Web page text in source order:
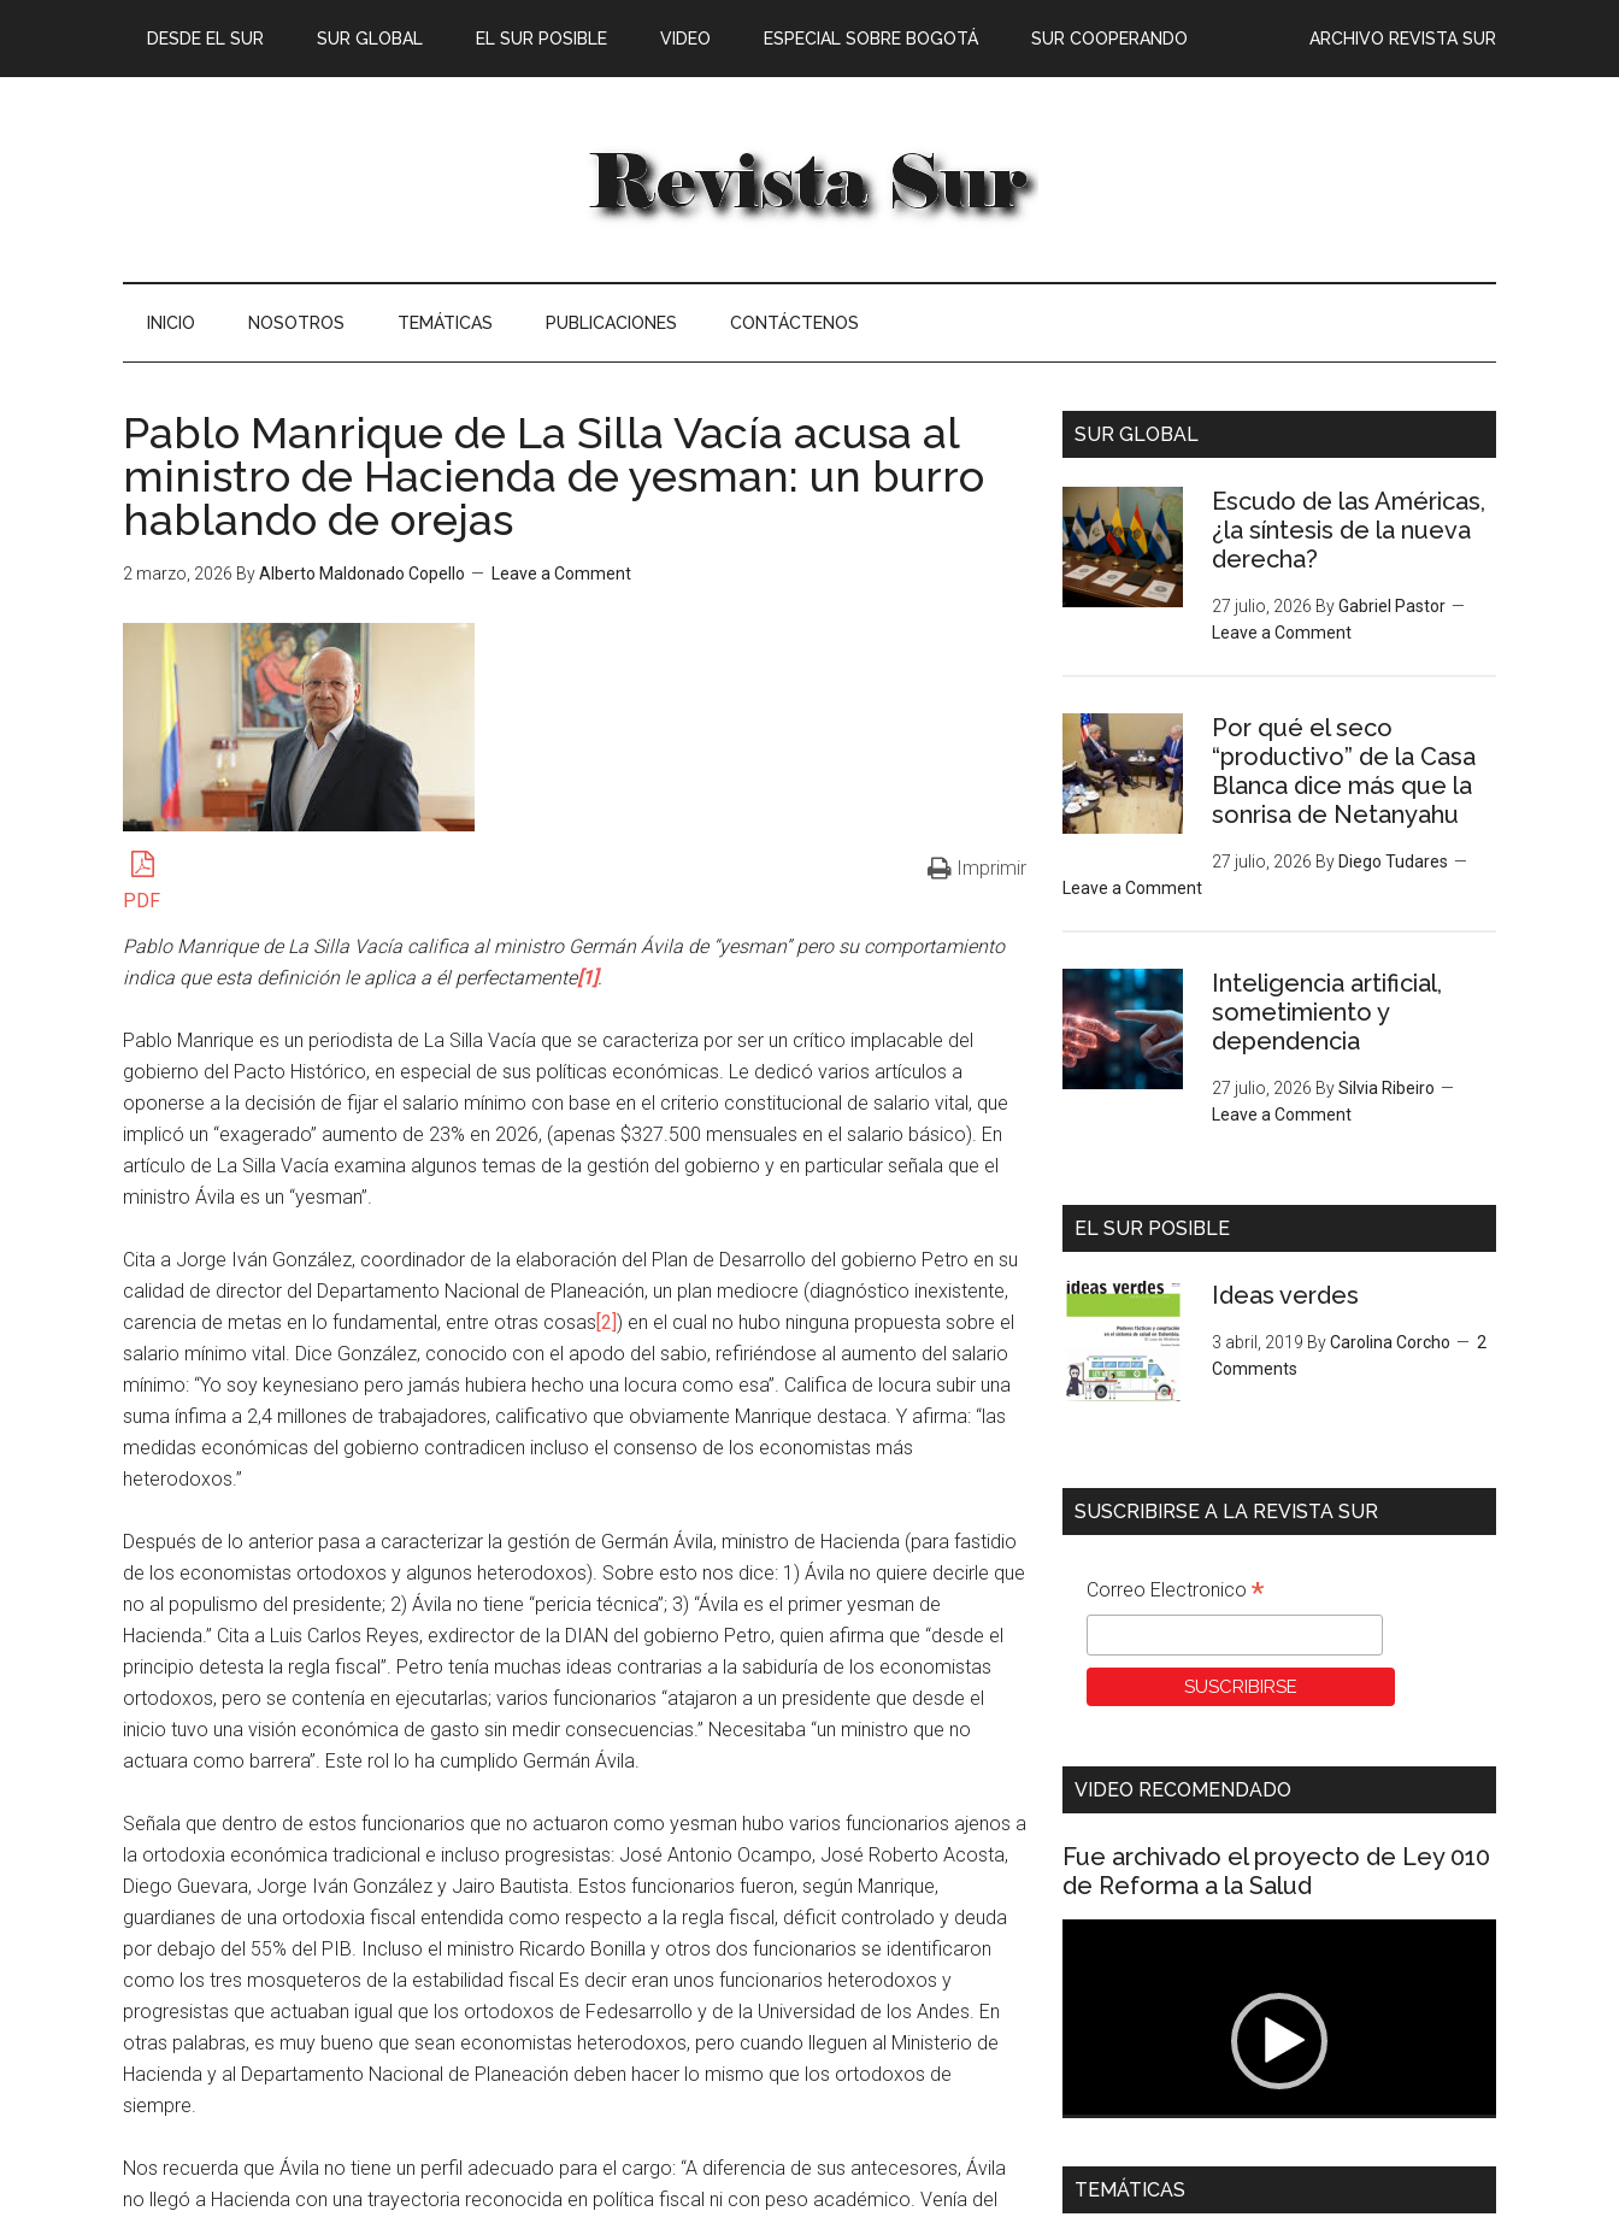
DESDE EL SUR SUR GLOBAL EL SUR POSIBLE ARCHIVO REVISTA SUR
VIDEO ESPECIAL SOBRE BOGOTÁ SUR COOPERANDO
INICIO NOSOTROS TEMÁTICAS PUBLICACIONES CONTÁCTENOS
Pablo Manrique de La Silla Vacía acusa al
ministro de Hacienda de yesman: un burro
hablando de orejas
2 marzo, 2026 ByAlberto Maldonado Copello Leave a Comment
PDF
Imprimir
Pablo Manrique de La Silla Vacía califica al ministro Germán Ávila de “yesman” pero su comportamiento
indica que esta definición le aplica a él perfectamente[1].
Pablo Manrique es un periodista de La Silla Vacía que se caracteriza por ser un crítico implacable del
gobierno del Pacto Histórico, en especial de sus políticas económicas. Le dedicó varios artículos a
oponerse a la decisión de fijar el salario mínimo con base en el criterio constitucional de salario vital, que
implicó un “exagerado” aumento de 23% en 2026, (apenas $327.500 mensuales en el salario básico). En
artículo de La Silla Vacía examina algunos temas de la gestión del gobierno y en particular señala que el
ministro Ávila es un “yesman”.
Cita a Jorge Iván González, coordinador de la elaboración del Plan de Desarrollo del gobierno Petro en su
calidad de director del Departamento Nacional de Planeación, un plan mediocre (diagnóstico inexistente,
carencia de metas en lo fundamental, entre otras cosas[2]) en el cual no hubo ninguna propuesta sobre el
salario mínimo vital. Dice González, conocido con el apodo del sabio, refiriéndose al aumento del salario
mínimo: “Yo soy keynesiano pero jamás hubiera hecho una locura como esa”. Califica de locura subir una
suma ínfima a 2,4 millones de trabajadores, calificativo que obviamente Manrique destaca. Y afirma: “las
medidas económicas del gobierno contradicen incluso el consenso de los economistas más
heterodoxos.”
Después de lo anterior pasa a caracterizar la gestión de Germán Ávila, ministro de Hacienda (para fastidio
de los economistas ortodoxos y algunos heterodoxos). Sobre esto nos dice: 1) Ávila no quiere decirle que
no al populismo del presidente; 2) Ávila no tiene “pericia técnica”; 3) “Ávila es el primer yesman de
Hacienda.” Cita a Luis Carlos Reyes, exdirector de la DIAN del gobierno Petro, quien afirma que “desde el
principio detesta la regla fiscal”. Petro tenía muchas ideas contrarias a la sabiduría de los economistas
ortodoxos, pero se contenía en ejecutarlas; varios funcionarios “atajaron a un presidente que desde el
inicio tuvo una visión económica de gasto sin medir consecuencias.” Necesitaba “un ministro que no
actuara como barrera”. Este rol lo ha cumplido Germán Ávila.
Señala que dentro de estos funcionarios que no actuaron como yesman hubo varios funcionarios ajenos a
la ortodoxia económica tradicional e incluso progresistas: José Antonio Ocampo, José Roberto Acosta,
Diego Guevara, Jorge Iván González y Jairo Bautista. Estos funcionarios fueron, según Manrique,
guardianes de una ortodoxia fiscal entendida como respecto a la regla fiscal, déficit controlado y deuda
por debajo del 55% del PIB. Incluso el ministro Ricardo Bonilla y otros dos funcionarios se identificaron
como los tres mosqueteros de la estabilidad fiscal Es decir eran unos funcionarios heterodoxos y
progresistas que actuaban igual que los ortodoxos de Fedesarrollo y de la Universidad de los Andes. En
otras palabras, es muy bueno que sean economistas heterodoxos, pero cuando lleguen al Ministerio de
Hacienda y al Departamento Nacional de Planeación deben hacer lo mismo que los ortodoxos de
siempre.
Nos recuerda que Ávila no tiene un perfil adecuado para el cargo: “A diferencia de sus antecesores, Ávila
no llegó a Hacienda con una trayectoria reconocida en política fiscal ni con peso académico. Venía del
SUR GLOBAL
Escudo de las Américas,
¿la síntesis de la nueva
derecha?
27 julio, 2026 ByGabriel Pastor
Leave a Comment
Por qué el seco
“productivo” de la Casa
Blanca dice más que la
sonrisa de Netanyahu
27 julio, 2026 By Diego Tudares
Leave a Comment
Inteligencia artificial,
sometimiento y
dependencia
27 julio, 2026 BySilvia Ribeiro
Leave a Comment
EL SUR POSIBLE
Ideas verdes
3 abril, 2019 ByCarolina Corcho
2
Comments
SUSCRIBIRSE A LA REVISTA SUR
Correo Electronico *
VIDEO RECOMENDADO
Fue archivado el proyecto de Ley 010
de Reforma a la Salud
Dra. Carolina Corcho Mejía,
Latinoamericana Sur, Vicepresidenta Federación
TEMÁTICAS